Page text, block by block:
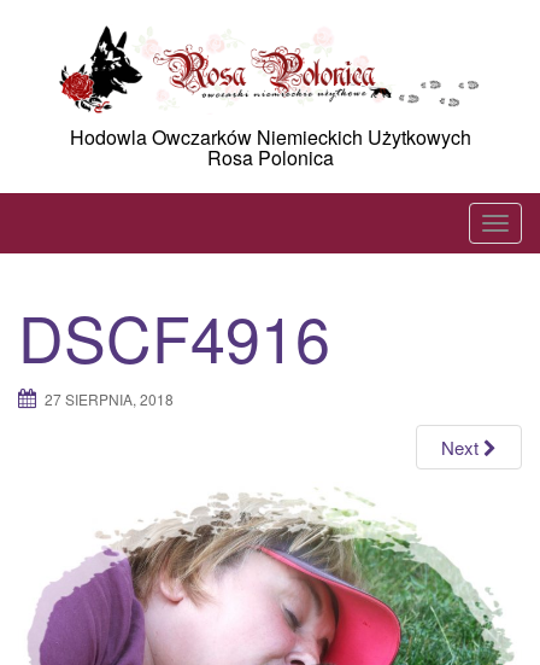
Hodowla Owczarków Niemieckich Użytkowych
Rosa Polonica
T
o
v
i
o
DSCF4916
27 SIERPNIA, 2018
Next